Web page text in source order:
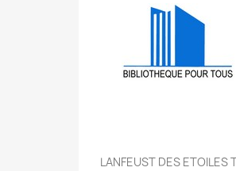
LANFEUST DES ETOILES